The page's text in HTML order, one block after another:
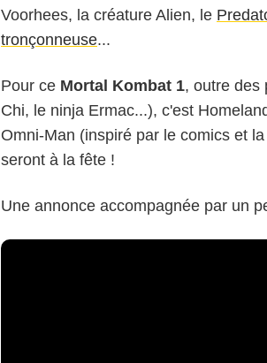
Voorhees, la créature Alien, le
tronçonneuse...
Pour ce Mortal Kombat 1, outre des
Chi, le ninja Ermac...), c'est
Omni-Man (inspiré par le comics et
seront à la fête !
Une annonce accompagnée par un